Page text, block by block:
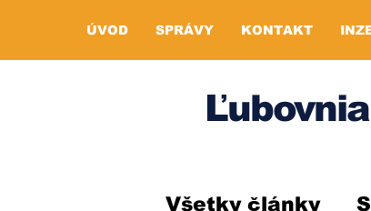
ÚVOD SPRÁVY KONTAKT
Všetky články